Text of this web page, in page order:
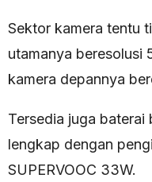
Sektor kamera tentu
utamanya beresolusi
kamera depannya
Tersedia juga
lengkap dengan
SUPERVOOC 33W.